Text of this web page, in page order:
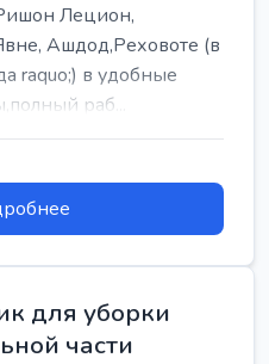
Лецион,
Ашдод,Реховоте (в
raquo;) в удобные
раб...
для уборки
части